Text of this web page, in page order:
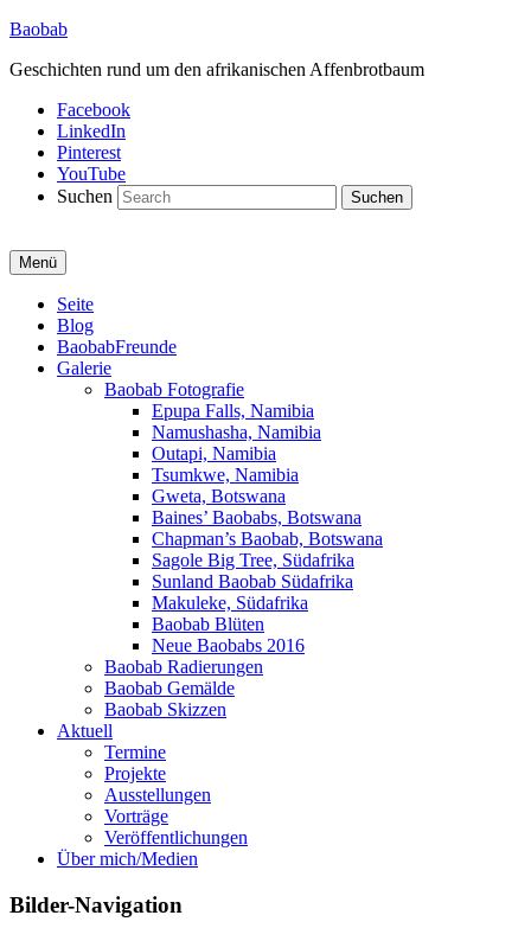
Baobab
Geschichten rund um den afrikanischen Affenbrotbaum
Facebook
LinkedIn
Pinterest
YouTube
Suchen
Menü
Primäres
Menü
Seite
Blog
BaobabFreunde
Galerie
Baobab Fotografie
Epupa Falls, Namibia
Namushasha, Namibia
Outapi, Namibia
Tsumkwe, Namibia
Gweta, Botswana
Baines’ Baobabs, Botswana
Chapman’s Baobab, Botswana
Sagole Big Tree, Südafrika
Sunland Baobab Südafrika
Makuleke, Südafrika
Baobab Blüten
Neue Baobabs 2016
Baobab Radierungen
Baobab Gemälde
Baobab Skizzen
Aktuell
Termine
Projekte
Ausstellungen
Vorträge
Veröffentlichungen
Über mich/Medien
Bilder-Navigation